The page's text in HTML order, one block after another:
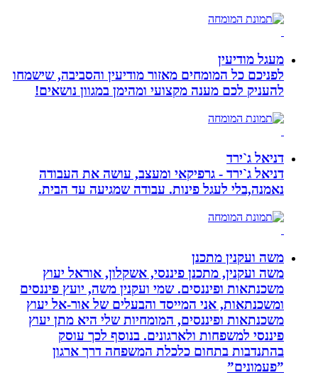
מעגל מודיעין
לפניכם כל המומחים מאזור מודיעין והסביבה, שישמחו
להעניק לכם מענה מקצועי ומהימן במגוון נושאים!
דניאל ג`ירד
דניאל ג`ירד - גרפיקאי ומעצב, עושה את העבודה
נאמנה,בלי לעגל פינות. עבודה שמגיעה עד הבית.
משה ועקנין מתכנן
משה ועקנין, מתכנן פיננסי, אשקלון, אוראל יעוץ
משכנתאות ופיננסים. שמי ועקנין משה, יועץ פיננסים
ומשכנתאות, אני המייסד והבעלים של אור-אל יעוץ
משכנתאות ופיננסים, המומחיות שלי היא מתן יעוץ
פיננסי למשפחות ולארגונים. בנוסף לכך עוסק
בהתנדבות בתחום כלכלת המשפחה דרך ארגון
”פעמונים”